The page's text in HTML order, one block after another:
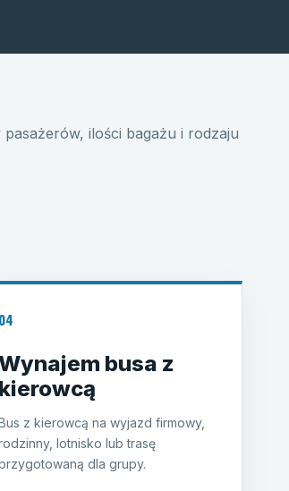
ilości bagażu i rodzaju
04
busa z
kierowcą
z kierowcą na wyjazd firmowy,
lotnisko lub trasę
dla grupy.